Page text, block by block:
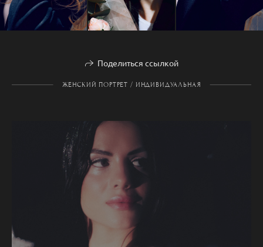
Поделиться ссылкой
ЖЕНСКИЙ ПОРТРЕТ / ИНДИВИДУАЛЬНАЯ